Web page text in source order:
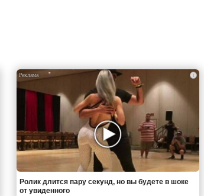
i
Ролик длится пару секунд, но вы будете в шоке
от увиденного